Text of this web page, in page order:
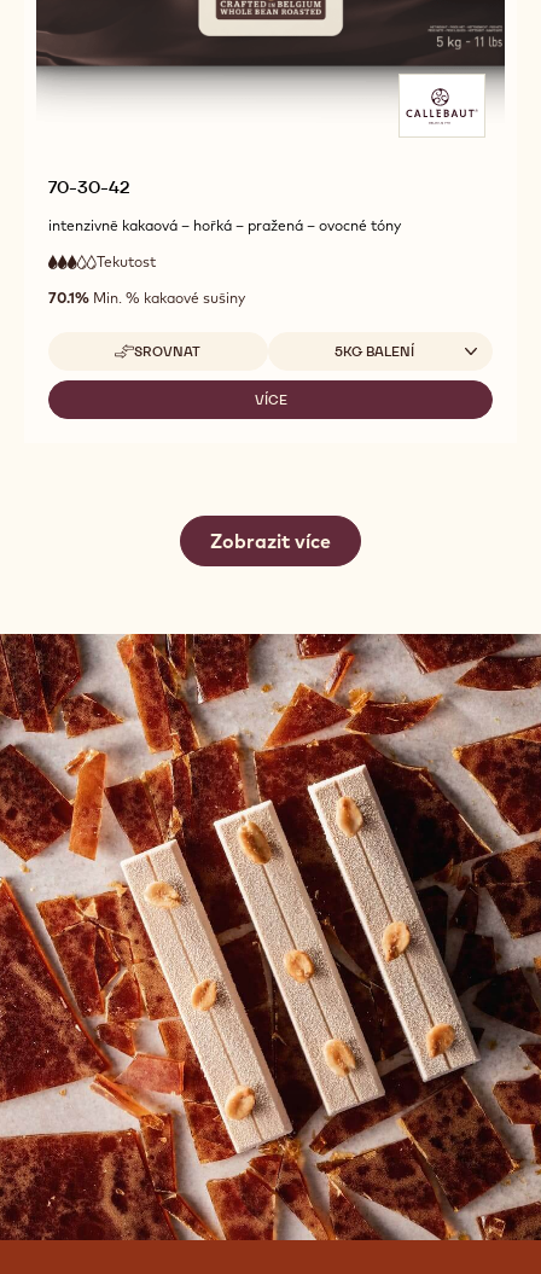
70-30-42
intenzivně kakaová – hořká – pražená – ovocné tóny
3
out
Tekutost
tekutost
70.1% Min. % kakaové sušiny
SROVNAT
-
70-
42
Dostupná balení
5KG BALENÍ
VÍCE
-
Zobrazit více